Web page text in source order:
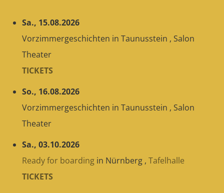
Sa., 15.08.2026
Vorzimmergeschichten in Taunusstein , Salon
Theater
TICKETS
So., 16.08.2026
Vorzimmergeschichten in Taunusstein , Salon
Theater
Sa., 03.10.2026
Ready for boarding in Nürnberg , Tafelhalle
TICKETS